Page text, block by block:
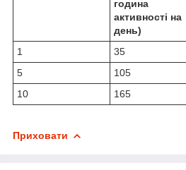
година
активності на
день)
1 35
5
105
10
165
Приховати